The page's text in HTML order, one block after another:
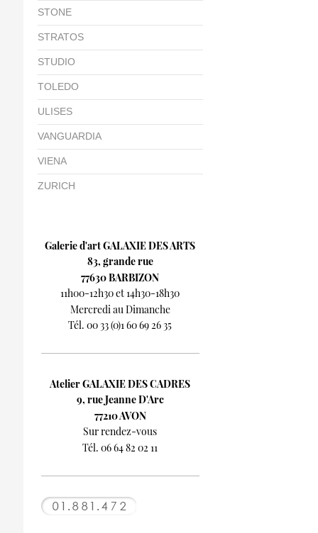
STONE
STRATOS
STUDIO
TOLEDO
ULISES
VANGUARDIA
VIENA
ZURICH
Galerie d'art GALAXIE DES ARTS
83, grande rue
77630 BARBIZON
11h00-12h30 et 14h30-18h30
Mercredi au Dimanche
Tél. 00 33 (0)1 60 69 26 35
Atelier GALAXIE DES CADRES
9, rue Jeanne D'Arc
77210 AVON
Sur rendez-vous
Tél. 06 64 82 02 11